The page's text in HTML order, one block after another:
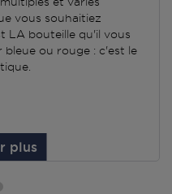
vous souhaitiez
LA bouteille qu'il vous
ou rouge : c'est le
plus